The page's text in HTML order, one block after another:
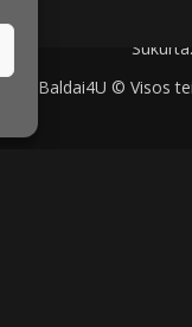
Baldai4U © Visos